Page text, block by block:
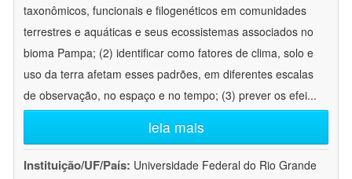
taxonômicos, funcionais e filogenéticos em comunidades
terrestres e aquáticas e seus ecossistemas associados no
bioma Pampa; (2) identificar como fatores de clima, solo e
uso da terra afetam esses padrões, em diferentes escalas
de observação, no espaço e no tempo; (3) prever os efei...
leia mais
Instituição/UF/País: Universidade Federal do Rio Grande